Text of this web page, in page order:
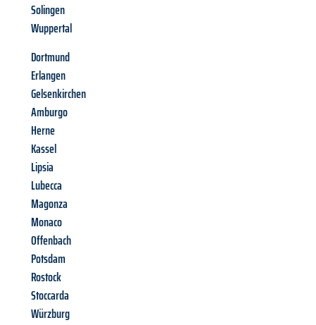
Solingen
Wuppertal
Dortmund
Erlangen
Gelsenkirchen
Amburgo
Herne
Kassel
Lipsia
Lubecca
Magonza
Monaco
Offenbach
Potsdam
Rostock
Stoccarda
Würzburg